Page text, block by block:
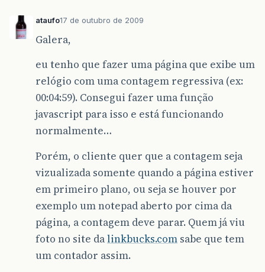
ataufo17 de outubro de 2009
Galera,
eu tenho que fazer uma página que exibe um
relógio com uma contagem regressiva (ex:
00:04:59). Consegui fazer uma função
javascript para isso e está funcionando
normalmente…
Porém, o cliente quer que a contagem seja
vizualizada somente quando a página estiver
em primeiro plano, ou seja se houver por
exemplo um notepad aberto por cima da
página, a contagem deve parar. Quem já viu
foto no site dalinkbucks.com sabe que tem
um contador assim.